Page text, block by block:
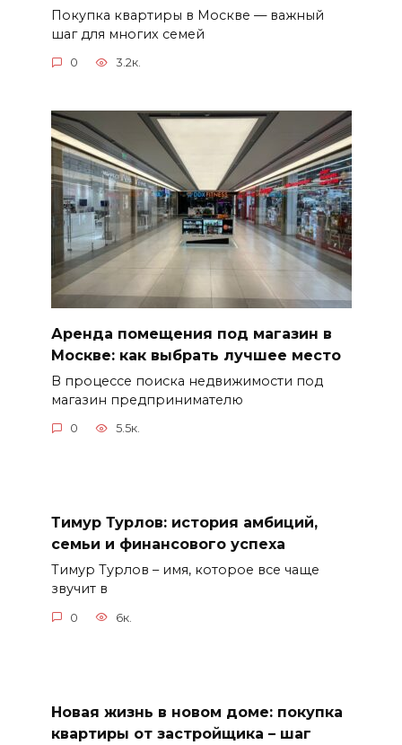
Покупка квартиры в Москве — важный
шаг для многих семей
0 3.2к.
Аренда помещения под магазин в
Москве: как выбрать лучшее место
В процессе поиска недвижимости под
магазин предпринимателю
0 5.5к.
Тимур Турлов: история амбиций,
семьи и финансового успеха
Тимур Турлов – имя, которое все чаще
звучит в
0 6к.
Новая жизнь в новом доме: покупка
квартиры от застройщика – шаг